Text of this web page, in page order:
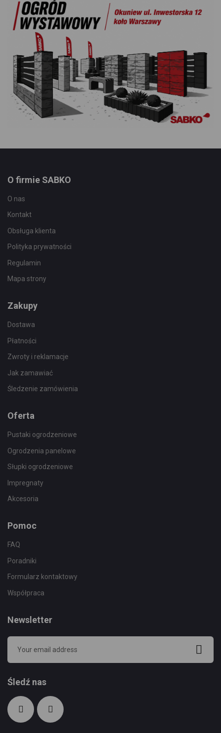
O firmie SABKO
O nas
Kontakt
Obsługa klienta
Polityka prywatności
Regulamin
Mapa strony
Zakupy
Dostawa
Płatności
Zwroty i reklamacje
Jak zamawiać
Śledzenie zamówienia
Oferta
Pustaki ogrodzeniowe
Ogrodzenia panelowe
Słupki ogrodzeniowe
Impregnaty
Akcesoria
Pomoc
FAQ
Poradniki
Formularz kontaktowy
Współpraca
Newsletter
Śledź nas